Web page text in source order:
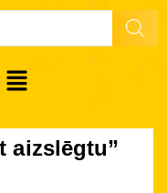
aizslēgtu”